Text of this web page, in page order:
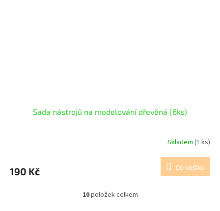
Sada nástrojů na modelování dřevěná (6ks)
Skladem (1 ks)
190 Kč Do košíku
O
10položek celkem